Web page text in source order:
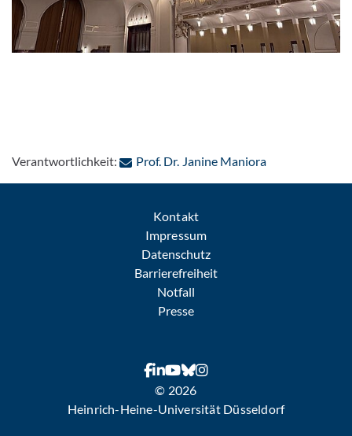
Verantwortlichkeit: Prof. Dr. Janine Maniora: Per E-Mail
Kontakt
Impressum
Datenschutz
Barrierefreiheit
Notfall
Presse
© 2026
Heinrich-Heine-Universität Düsseldorf